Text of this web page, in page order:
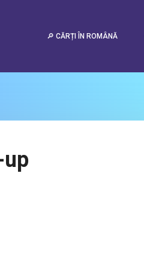
🔎 CĂRȚI ÎN ROMÂNĂ